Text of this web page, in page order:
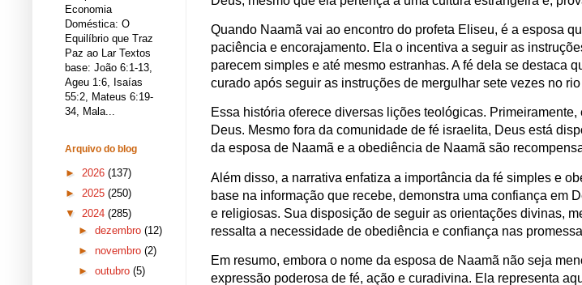
Quando Naamã vai ao encontro do profeta Eliseu, é a esposa
paciência e encorajamento. Ela o incentiva a seguir as
parecem simples e até mesmo estranhas. A fé dela se destaca
curado após seguir as instruções de mergulhar sete vezes no
Essa história oferece diversas lições teológicas.
Deus. Mesmo fora da comunidade de fé israelita, Deus está
da esposa de Naamã e a obediência de Naamã são
Além disso, a narrativa enfatiza a importância da fé simples e
base na informação que recebe, demonstra uma confiança em
e religiosas. Sua disposição de seguir as orientações divinas,
ressalta a necessidade de obediência e confiança nas
Em resumo, embora o nome da esposa de Naamã não seja
expressão poderosa de fé, ação e curadivina. Ela representa
Economia
Doméstica: O
Equilíbrio que Traz
Paz ao Lar Textos
base: João 6:1-13,
Ageu 1:6, Isaías
55:2, Mateus 6:19-
34, Mala...
Arquivo do blog
► 2026 (137)
► 2025 (250)
▼ 2024 (285)
► dezembro (12)
► novembro (2)
► outubro (5)